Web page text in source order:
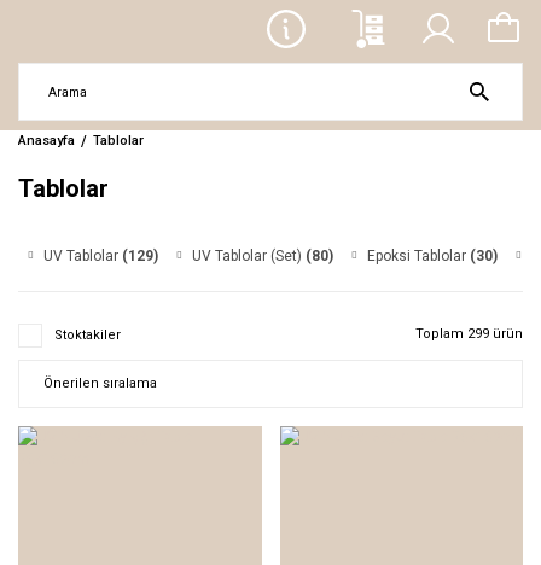
Anasayfa Tablolar
Tablolar
UV Tablolar (129) UV Tablolar (Set) (80) Epoksi Tablolar (30)
Stoktakiler Toplam 299 ürün